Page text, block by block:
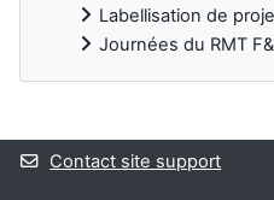
Labellisation de
Journées du RMT
Blocks
Contact site support